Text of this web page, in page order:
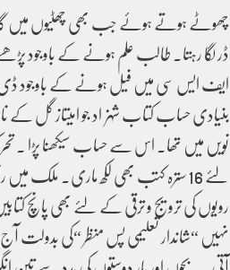
چھوٹے ہوتے ہوئے جب بھی چھٹیوں میں
ڈر لگا رہتا۔ طالب علم ہونے کے باوجود
ایف ایس سی میں فیل ہونے کے باوجود
بنیادی حساب کتاب شہزاد جو امیتاز گل کے
نویں میں تھا. اس سے حساب سیکھنا پڑا
لئے 16 سترہ کتب بھی لکھ ماری۔ ملک
رویوں کی ترویج و ترقی کے لئے بھی پانچ
نہیں “شاندار تعلیمی پس منظر “کی بدولت